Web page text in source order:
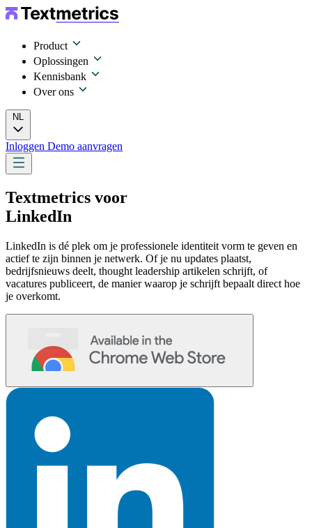
Product
Oplossingen
Kennisbank
Over ons
NL
Inloggen Demo aanvragen
Textmetrics voor
LinkedIn
LinkedIn is dé plek om je professionele identiteit vorm te geven en
actief te zijn binnen je netwerk. Of je nu updates plaatst,
bedrijfsnieuws deelt, thought leadership artikelen schrijft, of
vacatures publiceert, de manier waarop je schrijft bepaalt direct hoe
je overkomt.